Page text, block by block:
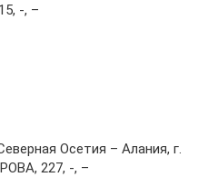
-, –
Осетия – Алания, г.
227, -, –